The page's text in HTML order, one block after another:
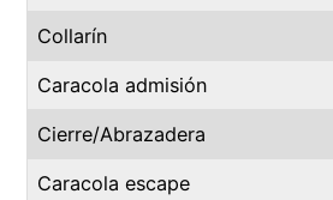
Collarín
Caracola admisión
Cierre/Abrazadera
Caracola escape